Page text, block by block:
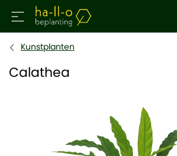
Kunstplanten
Calathea